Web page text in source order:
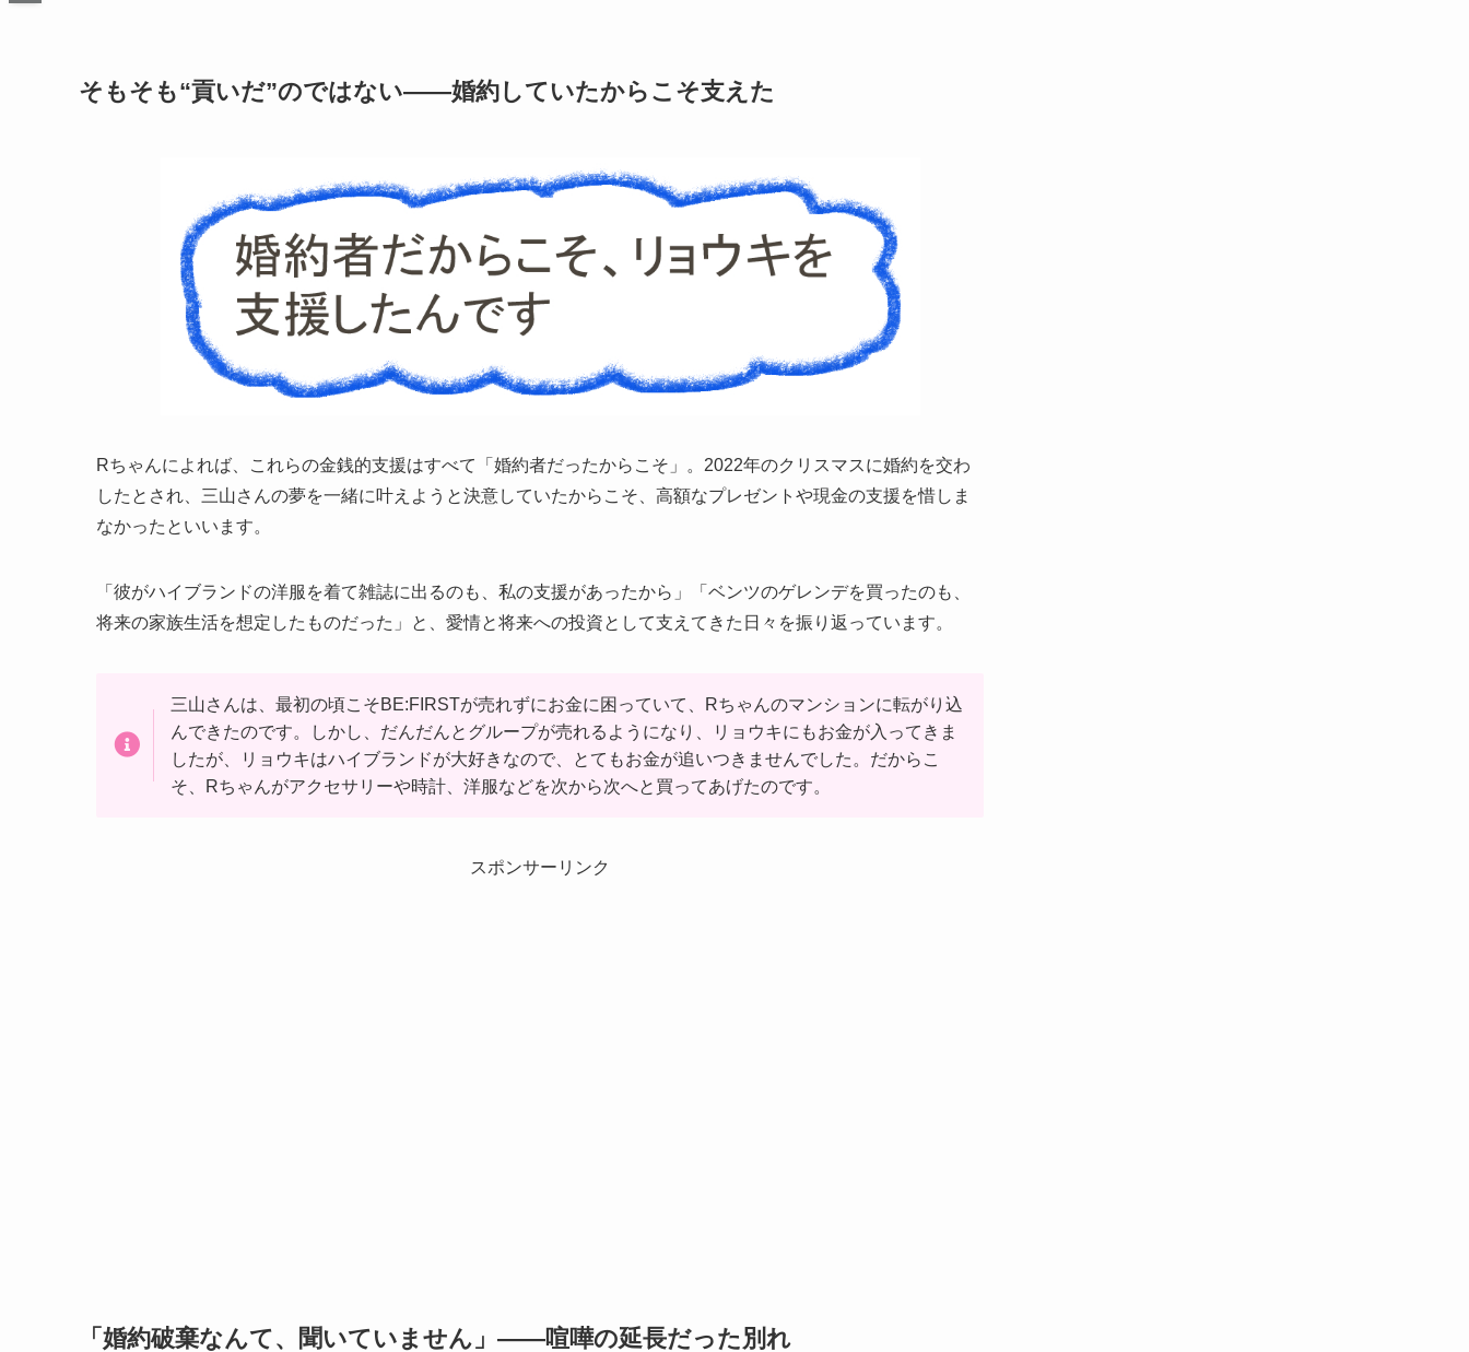
そもそも“貢いだ”のではない――婚約していたからこそ支えた
Rちゃんによれば、これらの金銭的支援はすべて「婚約者だったからこそ」。2022年のクリスマスに婚約を交わ
したとされ、三山さんの夢を一緒に叶えようと決意していたからこそ、高額なプレゼントや現金の支援を惜しま
なかったといいます。
「彼がハイブランドの洋服を着て雑誌に出るのも、私の支援があったから」「ベンツのゲレンデを買ったのも、
将来の家族生活を想定したものだった」と、愛情と将来への投資として支えてきた日々を振り返っています。
三山さんは、最初の頃こそBE:FIRSTが売れずにお金に困っていて、Rちゃんのマンションに転がり込
んできたのです。しかし、だんだんとグループが売れるようになり、リョウキにもお金が入ってきま
したが、リョウキはハイブランドが大好きなので、とてもお金が追いつきませんでした。だからこ
そ、Rちゃんがアクセサリーや時計、洋服などを次から次へと買ってあげたのです。
スポンサーリンク
「婚約破棄なんて、聞いていません」――喧嘩の延長だった別れ